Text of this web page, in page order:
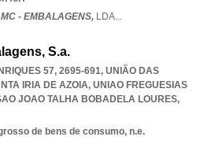
MC - EMBALAGENS, LDA...
S.a.
57, 2695-691, UNIÃO DAS
IRIA DE AZOIA, UNIAO FREGUESIAS
JOAO TALHA BOBADELA LOURES,
de bens de consumo, n.e.